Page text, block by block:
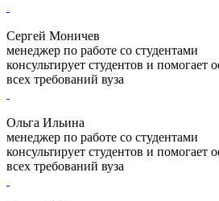
Сергей Моничев
менеджер по работе со студентами
консультирует студентов и помогает
всех требований вуза
Ольга Ильина
менеджер по работе со студентами
консультирует студентов и помогает
всех требований вуза